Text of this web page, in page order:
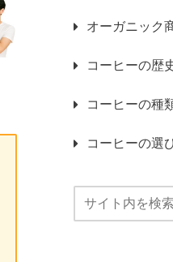
オーガニック
コーヒーの歴
コーヒーの種
コーヒーの選